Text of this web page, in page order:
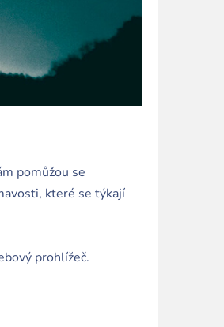
pomůžou se
které se týkají
prohlížeč.